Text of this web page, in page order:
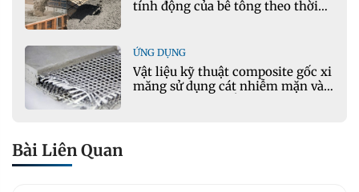
tính động của bê tông theo thời
ỨNG DỤNG
Vật liệu kỹ thuật composite gốc xi
măng sử dụng cát nhiễm mặn và
Bài Liên Quan